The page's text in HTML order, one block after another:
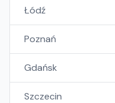
Łódź
Poznań
Gdańsk
Szczecin